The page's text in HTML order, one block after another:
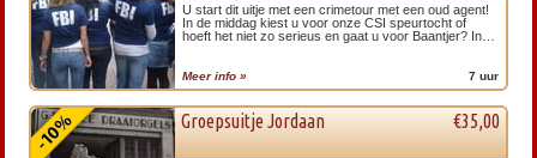
U start dit uitje met een crimetour met een oud agent!
In de middag kiest u voor onze CSI speurtocht of
hoeft het niet zo serieus en gaat u voor Baantjer? In
Meer info » 7 uur
Groepsuitje Jordaan €35,00